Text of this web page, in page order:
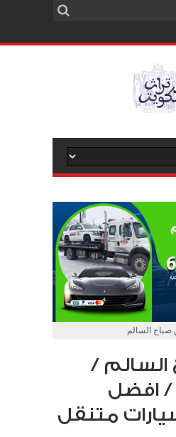
السالم
/
65557275 / افضل
متنقل